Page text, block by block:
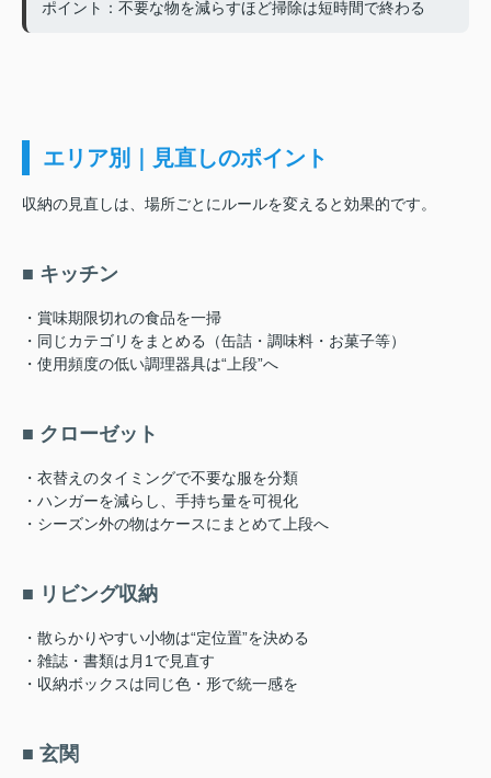
ポイント：不要な物を減らすほど掃除は短時間で終わる
エリア別｜見直しのポイント
収納の見直しは、場所ごとにルールを変えると効果的です。
■ キッチン
・賞味期限切れの食品を一掃
・同じカテゴリをまとめる（缶詰・調味料・お菓子等）
・使用頻度の低い調理器具は“上段”へ
■ クローゼット
・衣替えのタイミングで不要な服を分類
・ハンガーを減らし、手持ち量を可視化
・シーズン外の物はケースにまとめて上段へ
■ リビング収納
・散らかりやすい小物は“定位置”を決める
・雑誌・書類は月1で見直す
・収納ボックスは同じ色・形で統一感を
■ 玄関